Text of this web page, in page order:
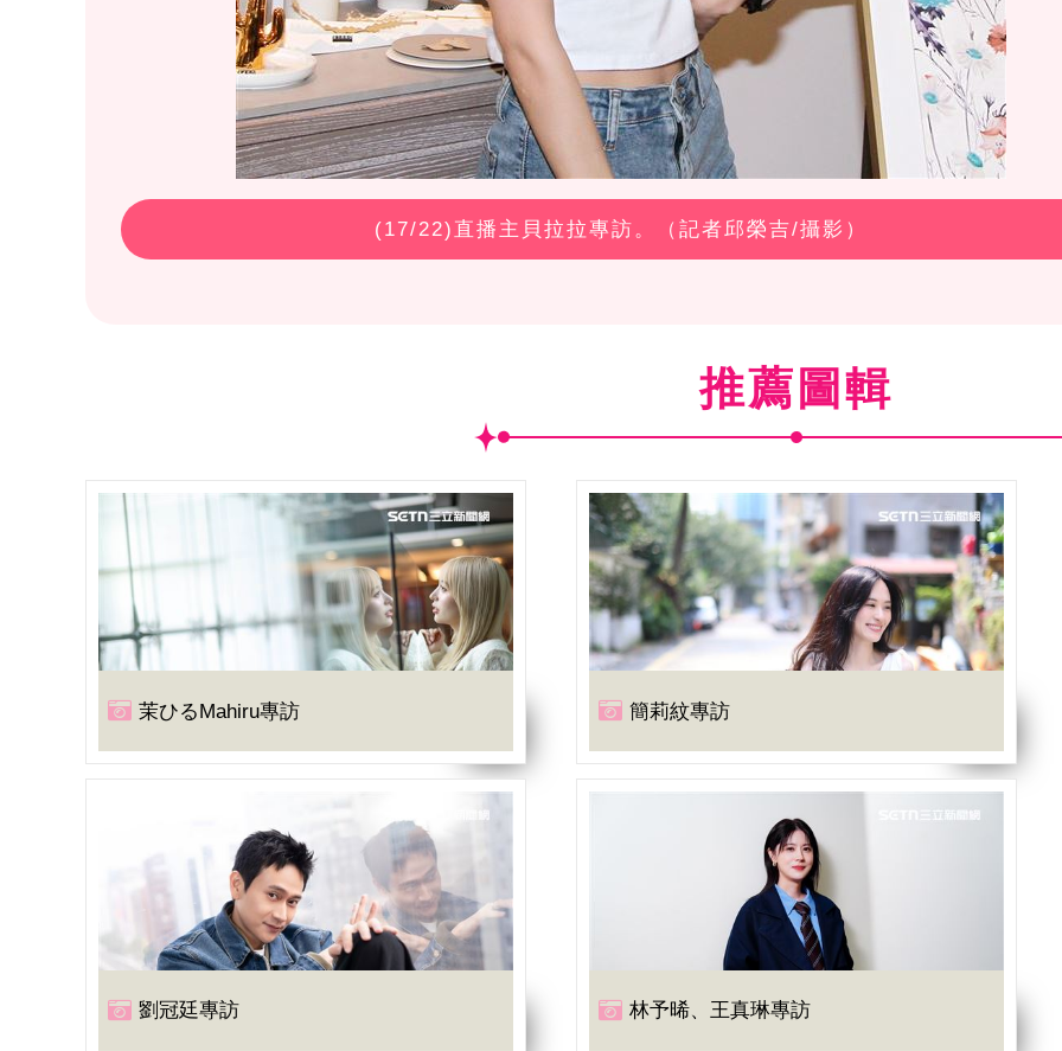
(17/22)直播主貝拉拉專訪。（記者邱榮吉/攝影）
推薦圖輯
茉ひるMahiru專訪 簡莉紋專訪
劉冠廷專訪 林予晞、王真琳專訪